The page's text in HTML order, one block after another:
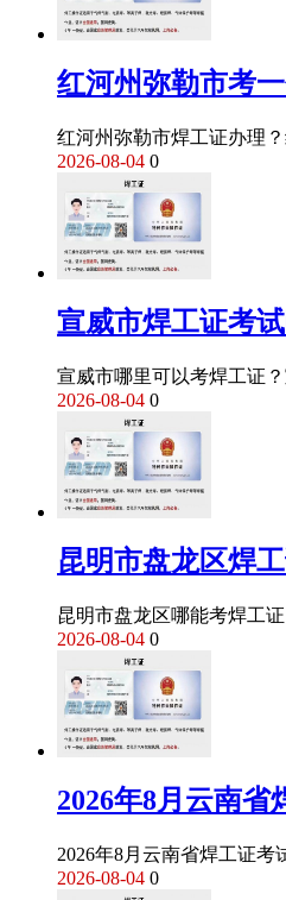
红河州弥勒市考
红河州弥勒市焊工证办理
2026-08-04 0
宣威市焊工证考
宣威市哪里可以考焊工证
2026-08-04 0
昆明市盘龙区焊
昆明市盘龙区哪能考焊工
2026-08-04 0
2026年8月云南省
2026年8月云南省焊工证
2026-08-04 0